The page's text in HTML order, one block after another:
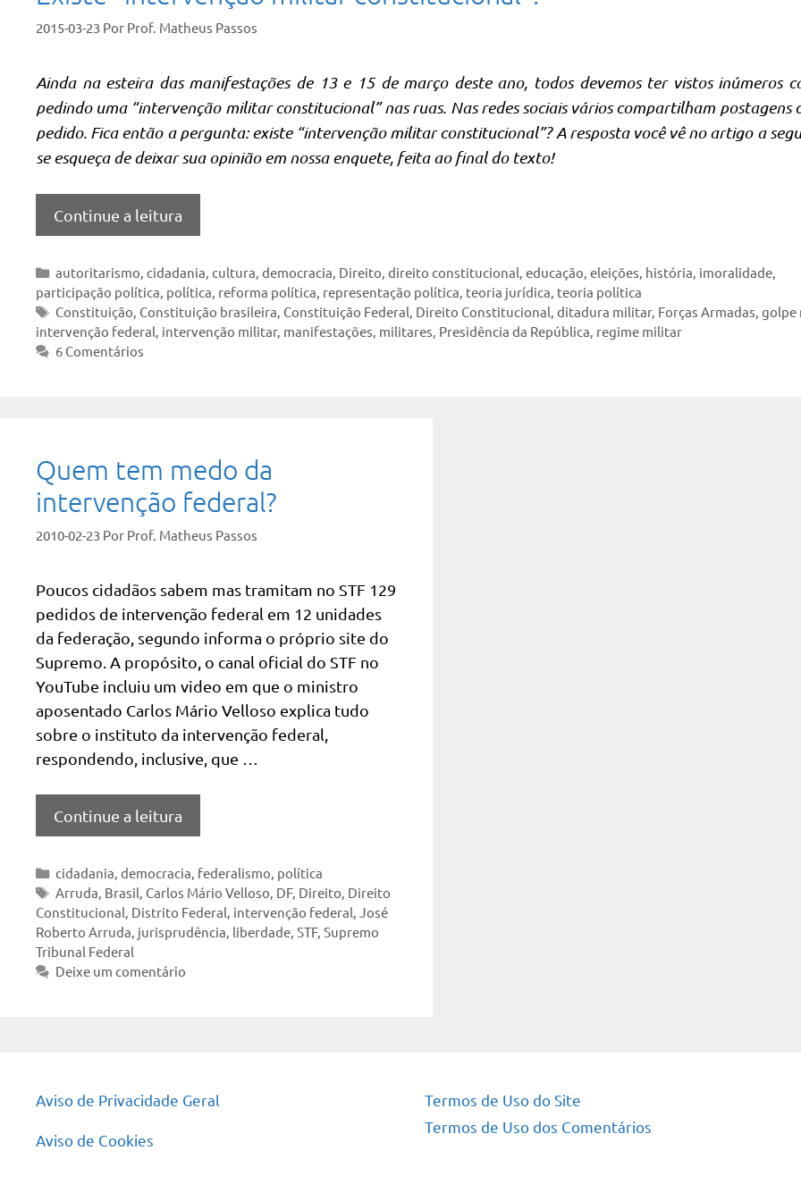
2015-03-23 Por Prof. Matheus Passos
Ainda na esteira das manifestações de 13 e 15 de março deste ano, todos devemos ter vistos inúmeros
pedindo uma “intervenção militar constitucional” nas ruas. Nas redes sociais vários compartilham postagens
pedido. Fica então a pergunta: existe “intervenção militar constitucional”? A resposta você vê no artigo a
se esqueça de deixar sua opinião em nossa enquete, feita ao final do texto!
Continue a leitura
Categorias
autoritarismo,cidadania,cultura,democracia, Direito,direito constitucional,educação,eleições, história, imoralidade,
participação política, política, reforma política, representação política, teoria jurídica, teoria política
Tags
Constituição, Constituição brasileira, Constituição Federal, Direito Constitucional,ditadura militar, Forças Armadas,golpe
intervenção federal, intervenção militar, manifestações, militares, Presidência da República, regime militar
6 Comentários
Quem tem medo da
intervenção federal?
2010-02-23 Por Prof. Matheus Passos
Poucos cidadãos sabem mas tramitam no STF 129
pedidos de intervenção federal em 12 unidades
da federação, segundo informa o próprio site do
Supremo. A propósito, o canal oficial do STF no
YouTube incluiu um video em que o ministro
aposentado Carlos Mário Velloso explica tudo
sobre o instituto da intervenção federal,
respondendo, inclusive, que …
Continue a leitura
Categorias
cidadania,democracia, federalismo, política
Tags
Arruda, Brasil, Carlos Mário Velloso, DF, Direito, Direito
Constitucional, Distrito Federal, intervenção federal, José
Roberto Arruda, jurisprudência, liberdade, STF, Supremo
Tribunal Federal
Deixe um comentário
Aviso de Privacidade Geral
Aviso de Cookies
Termos de Uso do Site
Termos de Uso dos Comentários